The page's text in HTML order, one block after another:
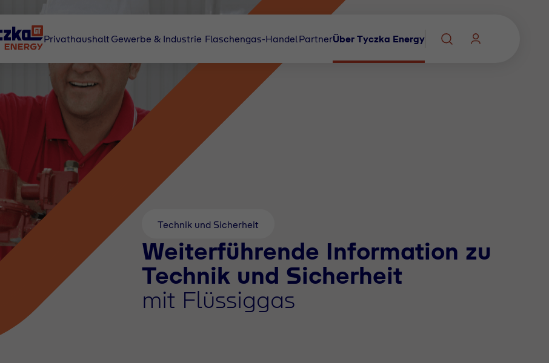
Privathaushalt Gewerbe & Industrie Flaschengas-Handel PartnerÜber Tyczka Energy
Technik und Sicherheit
Weiterführende Information zu
Technik und Sicherheit
mit Flüssiggas